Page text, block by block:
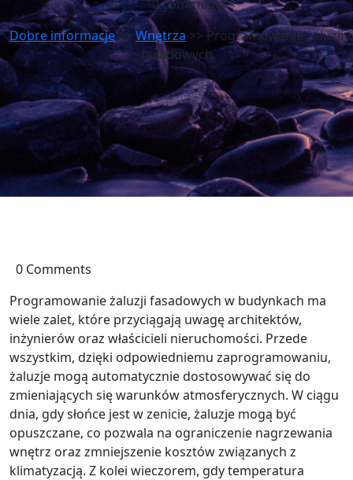
0 comments
Dobre informacje>>Wnętrza >> Programowanie żaluzji
fasadowych
0 Comments
Programowanie żaluzji fasadowych w budynkach ma
wiele zalet, które przyciągają uwagę architektów,
inżynierów oraz właścicieli nieruchomości. Przede
wszystkim, dzięki odpowiedniemu zaprogramowaniu,
żaluzje mogą automatycznie dostosowywać się do
zmieniających się warunków atmosferycznych. W ciągu
dnia, gdy słońce jest w zenicie, żaluzje mogą być
opuszczane, co pozwala na ograniczenie nagrzewania
wnętrz oraz zmniejszenie kosztów związanych z
klimatyzacją. Z kolei wieczorem, gdy temperatura